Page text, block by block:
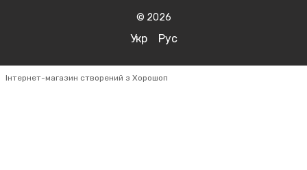
© 2026
Укр Рус
Інтернет-магазин створений з Хорошоп